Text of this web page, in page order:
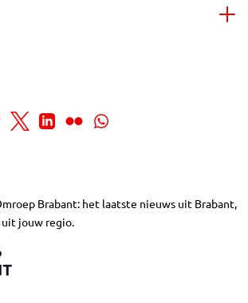
Brabant: het laatste nieuws uit Brabant,
jouw regio.